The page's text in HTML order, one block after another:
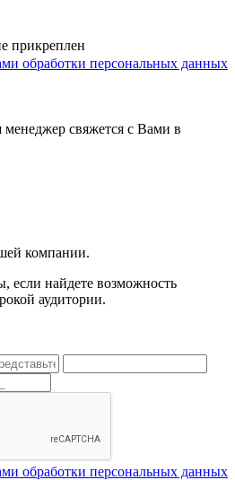
прикреплен
обработки персональных данных
свяжется с Вами в
компании.
если найдете возможность
аудитории.
обработки персональных данных